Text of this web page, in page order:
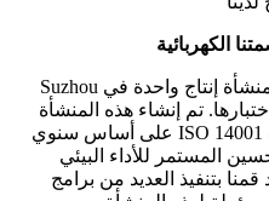
تشتمل عمليات التصنيع لدينا على منشأة إنتاج واحدة في Suzhou
تم إنشاء هذه المنشأة
في عام 2005 وحصلت على شهادة ISO 14001 على أساس سنوي
بالتحسين المستمر للأداء البيئي
بتنفيذ العديد من برامج